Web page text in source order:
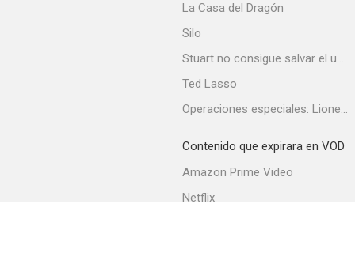
La Casa del Dragón
Silo
Stuart no consigue salvar el universo
Ted Lasso
Operaciones especiales: Lioness
Contenido que expirara en VOD
Amazon Prime Video
Netflix